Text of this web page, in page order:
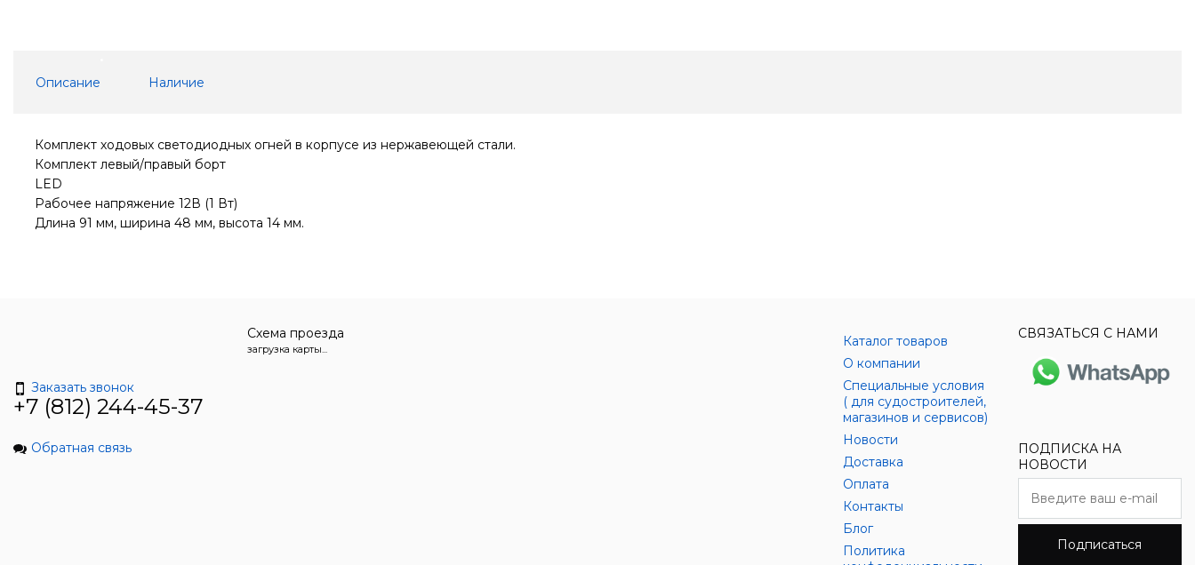
Описание Наличие
Комплект ходовых светодиодных огней в корпусе из нержавеющей стали.
Комплект левый/правый борт
LED
Рабочее напряжение 12В (1 Вт)
Длина 91 мм, ширина 48 мм, высота 14 мм.
Заказать звонок
+7 (812) 244-45-37
Обратная связь
Схема проезда
загрузка карты...
Каталог товаров
О компании
Специальные условия
( для судостроителей,
магазинов и сервисов)
Новости
Доставка
Оплата
Контакты
Блог
Политика
СВЯЗАТЬСЯ С НАМИ
ПОДПИСКА НА
НОВОСТИ
Подписаться